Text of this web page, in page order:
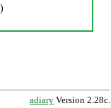
adiary Version 2.28c.